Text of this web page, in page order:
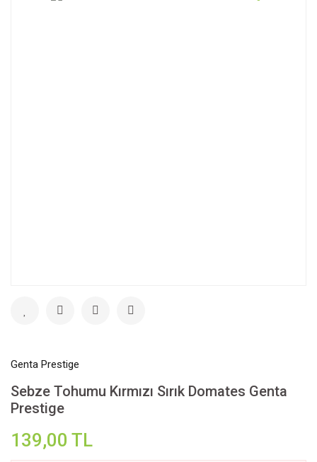
Genta Prestige
Sebze Tohumu Kırmızı Sırık Domates Genta
Prestige
139,00 TL